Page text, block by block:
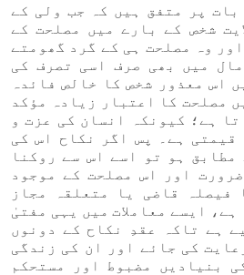
پر متفق ہیں کہ جب ولی کے
شخص کے بارے میں مصلحت کے
وہ مصلحت ہی کے گرد گھومتے
میں بھی صرف اسی تصرف کی
اس معذور شخص کا خالص فائدہ
مصلحت کا اعتبار زیادہ مؤکد
ہے؛ کیونکہ انسان کی عزت و
قیمتی ہے۔ پس اگر نکاح اس کی
مطابق ہو تو اسے اس سے روکنا
اور اس مصلحت کے موجود
فیصلہ قاضی یا متعلقہ مجاز
ایسے معاملات میں یہی مفتیٰ
ہے تاکہ عقدِ نکاح کے دونوں
کی جائے اور ان کی زندگی
بنیادیں مضبوط اور مستحکم